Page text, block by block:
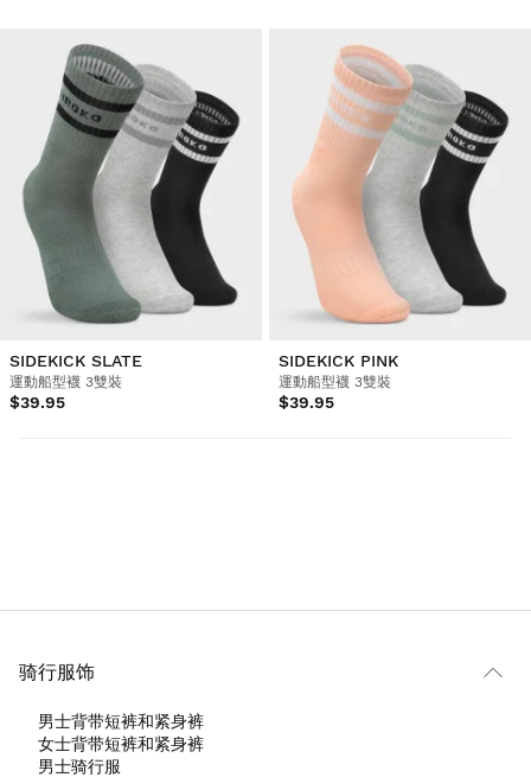
SIDEKICK SLATE
運動船型襪 3雙裝
$39.95
SIDEKICK PINK
運動船型襪 3雙裝
$39.95
骑行服饰
男士背带短裤和紧身裤
女士背带短裤和紧身裤
男士骑行服